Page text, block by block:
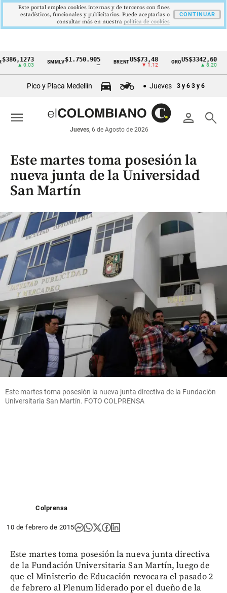
Cintillo
económicos
Colombia
▲ 0.03
SMMLV$1.750.905 BRENT US$73,48
▼ 1.12
ORO US$3342,60
Pico y Placa Medellín Jueves 3 y 6 3 y 6
person search
Jueves, 6 de Agosto de 2026
menu
Este martes toma posesión la
nueva junta de la Universidad
San Martín
Este martes toma posesión la nueva junta directiva de la Fundación
Universitaria San Martín. FOTO COLPRENSA
Colprensa
10 de febrero de 2015
Este martes toma posesión la nueva junta directiva
de la Fundación Universitaria San Martín, luego de
que el Ministerio de Educación revocara el pasado 2
de febrero al Plenum liderado por el dueño de la
Este portal emplea cookies internas y de terceros con fines
estadísticos, funcionales y publicitarios. Puede aceptarlas o
consultar más en nuestra politica de cookies
CONTINUAR